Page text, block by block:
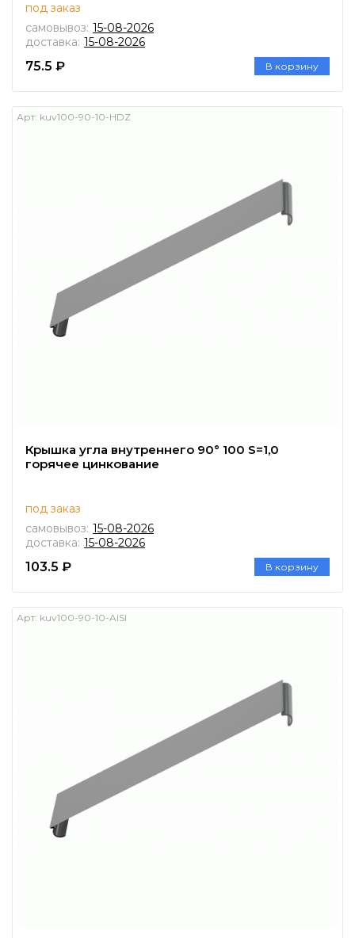
под заказ
самовывоз: 15-08-2026
доставка: 15-08-2026
75.5 ₽ В корзину
Крышка угла внутреннего 90° 100 S=1,0
горячее цинкование
Арт: kuv100-90-10-HDZ
под заказ
самовывоз: 15-08-2026
доставка: 15-08-2026
103.5 ₽ В корзину
Арт: kuv100-90-10-AISI